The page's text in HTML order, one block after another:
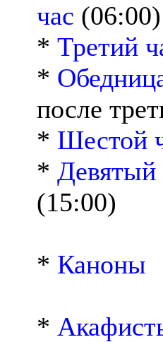
час (06:00)
* Третий
*
после
* Шестой
* Девятый
(15:00)
* Каноны
*